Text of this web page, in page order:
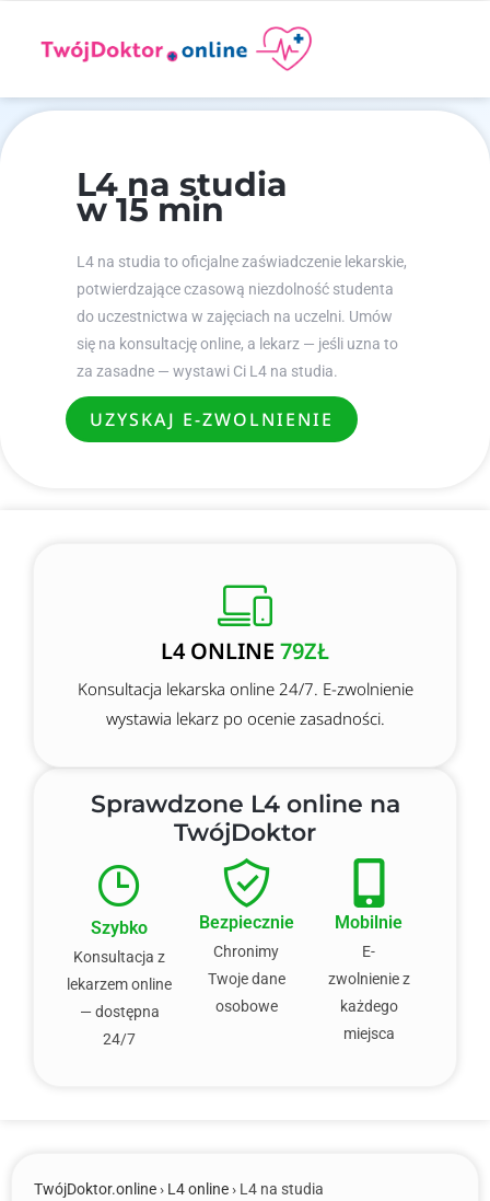
L4 na studia
w 15 min
L4 na studia to oficjalne zaświadczenie lekarskie,
potwierdzające czasową niezdolność studenta
do uczestnictwa w zajęciach na uczelni. Umów
się na konsultację online, a lekarz — jeśli uzna to
za zasadne — wystawi Ci L4 na studia.
UZYSKAJ E-ZWOLNIENIE
Sprawdzone L4 online na
TwójDoktor
Szybko
Konsultacja z
lekarzem online
— dostępna
24/7
Bezpiecznie
Chronimy
Twoje dane
osobowe
Mobilnie
E-
zwolnienie z
każdego
miejsca
L4 ONLINE 79ZŁ
Konsultacja lekarska online 24/7. E-zwolnienie
wystawia lekarz po ocenie zasadności.
TwójDoktor.online › L4 online › L4 na studia